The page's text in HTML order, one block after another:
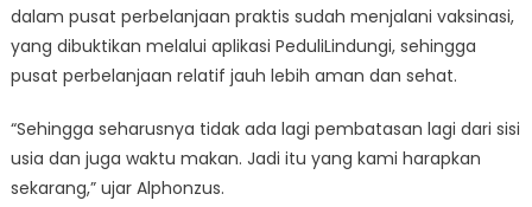
dalam pusat perbelanjaan praktis sudah menjalani vaksinasi,
yang dibuktikan melalui aplikasi PeduliLindungi, sehingga
pusat perbelanjaan relatif jauh lebih aman dan sehat.
“Sehingga seharusnya tidak ada lagi pembatasan lagi dari sisi
usia dan juga waktu makan. Jadi itu yang kami harapkan
sekarang,” ujar Alphonzus.